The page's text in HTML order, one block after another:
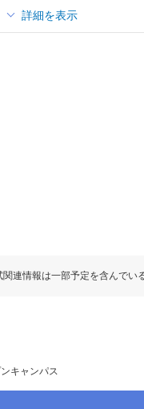
詳細を表示
連情報は一部予定を含んで
キャンパス